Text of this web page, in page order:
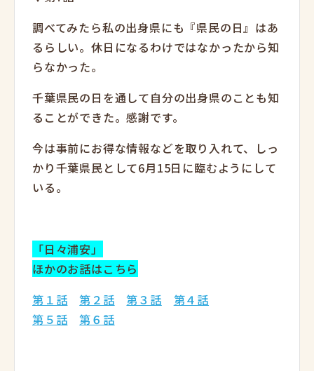
調べてみたら私の出身県にも『県民の日』はあ
るらしい。休日になるわけではなかったから知
らなかった。
千葉県民の日を通して自分の出身県のことも知
ることができた。感謝です。
今は事前にお得な情報などを取り入れて、しっ
かり千葉県民として6月15日に臨むようにして
いる。
「日々浦安」
ほかのお話はこちら
第１話
第２話 第３話
第４話
第５話
第６話